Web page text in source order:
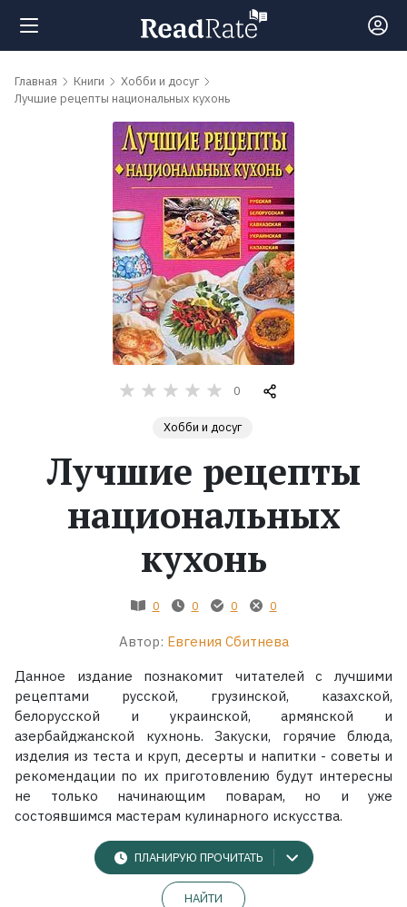
Поиск
обсуждаемые
Главная Книги
Хобби и досуг
Лучшие рецепты национальных кухонь
0
Хобби и досуг
Лучшие рецепты
национальных
кухонь
0 0 0 0
Автор: Евгения Сбитнева
Данное издание познакомит читателей с лучшими
рецептами русской, грузинской, казахской,
белорусской и украинской, армянской и
азербайджанской кухнонь. Закуски, горячие блюда,
изделия из теста и круп, десерты и напитки - советы и
рекомендации по их приготовлению будут интересны
не только начинающим поварам, но и уже
состоявшимся мастерам кулинарного искусства.
ПЛАНИРУЮ ПРОЧИТАТЬ
НАЙТИ